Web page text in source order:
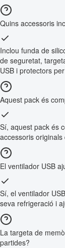
Quins accessoris
Inclou funda de
de seguretat,
USB i protectors
Aquest pack és
Sí, aquest pack és
accessoris
El ventilador USB
Sí, el ventilador
seva refrigeració i
La targeta de
partides?